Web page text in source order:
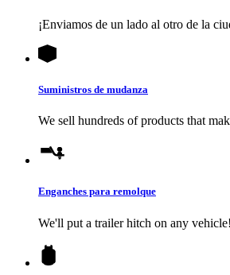
¡Enviamos de un lado al otro de la
Suministros de mudanza
We sell hundreds of products that
Enganches para remolque
We'll put a trailer hitch on any vehicle!